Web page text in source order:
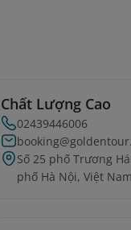
Chất Lượng Cao
02439446006
Số 25 phố Trương
phố Hà Nội, Việt Nam